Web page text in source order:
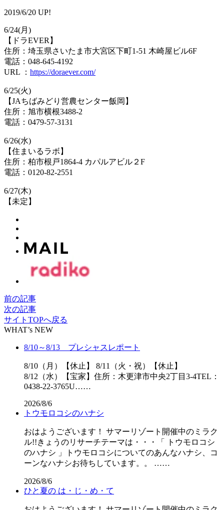
2019/6/20 UP!
6/24(月)
【ドラEVER】
住所：埼玉県さいたま市大宮区下町1-51 木崎屋ビル6F
電話：048-645-4192
URL ： https://doraever.com/
6/25(火)
【JAちばみどり営農センター飯岡】
住所：旭市横根3488-2
電話：0479-57-3131
6/26(水)
【住まいるラボ】
住所：柏市根戸1864-4 カパルアビル２F
電話：0120-82-2551
6/27(木)
【未定】
前の記事
次の記事
サイトTOPへ戻る
WHAT’s NEW
8/10～8/13 プレシャスレポート
8/10（月）【休止】 8/11（火・祝）【休止】
8/12（水）【宝家】住所：木更津市中央2丁目3-4TEL：
0438-22-3765U……
2026/8/6
トウモロコシのハナシ
おはようございます！ サマーリゾート開催中のミラク
ル!!きょうのリサーチテーマは・・・「 トウモロコシ
のハナシ 」トウモロコシについてのあんなハナシ、コ
ーンなハナシお待ちしています。。 ……
2026/8/6
ひと夏の は・じ・め・て